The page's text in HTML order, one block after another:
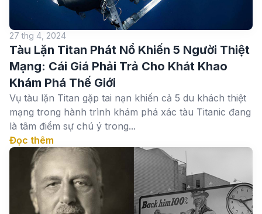
27 thg 4, 2024
Tàu Lặn Titan Phát Nổ Khiến 5 Người Thiệt
Mạng: Cái Giá Phải Trả Cho Khát Khao
Khám Phá Thế Giới
Vụ tàu lặn Titan gặp tai nạn khiến cả 5 du khách thiệt
mạng trong hành trình khám phá xác tàu Titanic đang
là tâm điểm sự chú ý trong...
Đọc thêm